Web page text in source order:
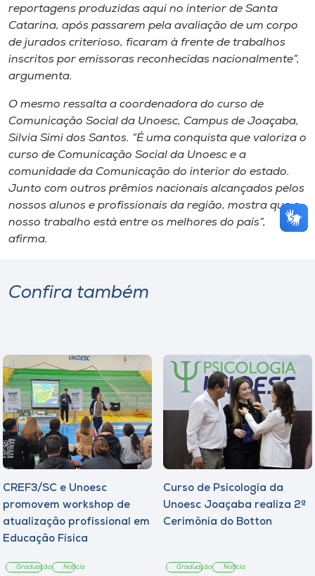
reportagens produzidas aqui no interior de Santa
Catarina, após passarem pela avaliação de um corpo
de jurados criterioso, ficaram à frente de trabalhos
inscritos por emissoras reconhecidas nacionalmente”,
argumenta.
O mesmo ressalta a coordenadora do curso de
Comunicação Social da Unoesc, Campus de Joaçaba,
Silvia Simi dos Santos. “É uma conquista que valoriza o
curso de Comunicação Social da Unoesc e a
comunidade da Comunicação do interior do estado.
Junto com outros prêmios nacionais alcançados pelos
nossos alunos e profissionais da região, mostra que o
nosso trabalho está entre os melhores do país”,
afirma.
Confira também
CREF3/SC e Unoesc
promovem workshop de
atualização profissional em
Educação Física
Graduação Notícia
Curso de Psicologia da
Unoesc Joaçaba realiza 2ª
Cerimônia do Botton
Graduação Notícia